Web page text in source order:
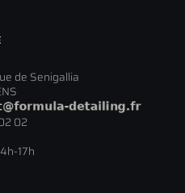
de Senigallia
02
17h